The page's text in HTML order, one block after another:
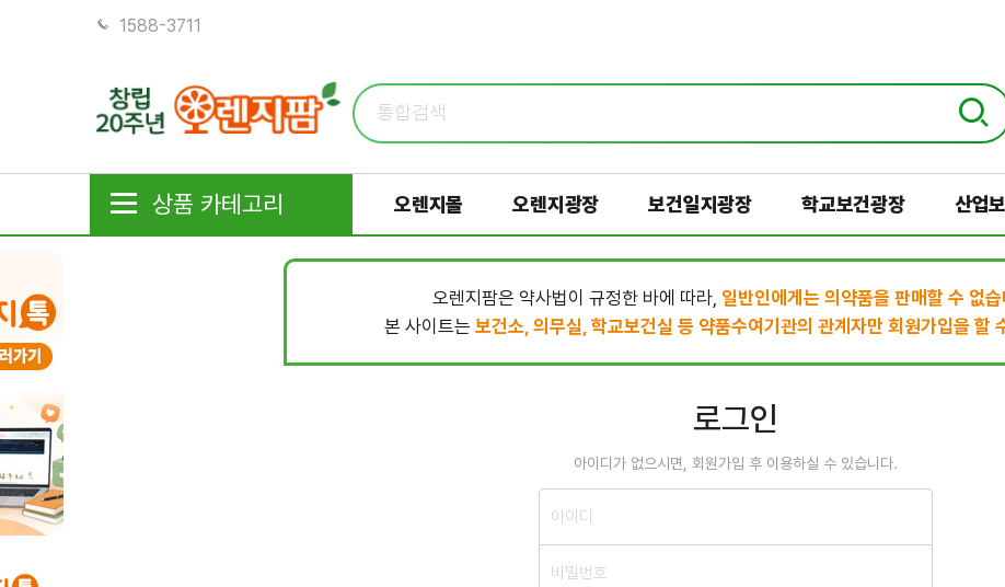
1588-3711
상품 카테고리 오렌지몰 오렌지광장 보건일지광장 학교보건광장 산업
오렌지팜은 약사법이 규정한 바에 따라, 일반인에게는 의약품을 판매할 수 없
본 사이트는 보건소, 의무실, 학교보건실 등 약품수여기관의 관계자만 회원가입을 할
로그인
아이디가 없으시면, 회원가입 후 이용하실 수 있습니다.